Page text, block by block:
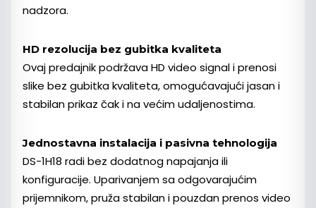
nadzora.
HD rezolucija bez gubitka kvaliteta
Ovaj predajnik podržava HD video signal i prenosi
slike bez gubitka kvaliteta, omogućavajući jasan i
stabilan prikaz čak i na većim udaljenostima.
Jednostavna instalacija i pasivna tehnologija
DS-1H18 radi bez dodatnog napajanja ili
konfiguracije. Uparivanjem sa odgovarajućim
prijemnikom, pruža stabilan i pouzdan prenos video